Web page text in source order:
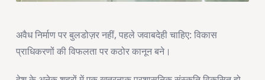
अवैध निर्माण पर बुलडोज़र नहीं, पहले जवाबदेही चाहिए: विकास
प्राधिकरणों की विफलता पर कठोर कानून बने।